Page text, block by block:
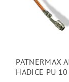
PATNERMAX
HADICE PU